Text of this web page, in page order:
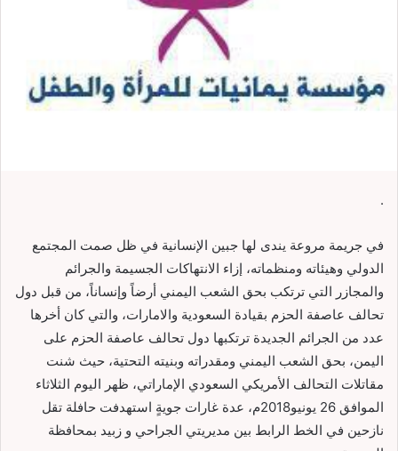
.
في جريمة مروعة يندى لها جبين الإنسانية في ظل صمت المجتمع
الدولي وهيئاته ومنظماته، إزاء الانتهاكات الجسيمة والجرائم
والمجازر التي ترتكب بحق الشعب اليمني أرضاً وإنساناً، من قبل دول
تحالف عاصفة الحزم بقيادة السعودية والامارات، والتي كان أخرها
عدد من الجرائم الجديدة ترتكبها دول تحالف عاصفة الحزم على
اليمن، بحق الشعب اليمني ومقدراته وبنيته التحتية، حيث شنت
مقاتلات التحالف الأمريكي السعودي الإماراتي، ظهر اليوم الثلاثاء
الموافق 26 يونيو2018م، عدة غارات جويةٍ استهدفت حافلة تقل
نازحين في الخط الرابط بين مديريتي الجراحي و زبيد بمحافظة